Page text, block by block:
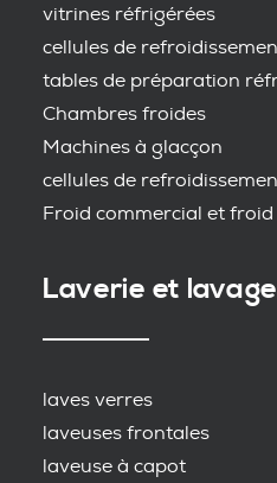
vitrines réfrigérées
cellules de
tables de préparation
Chambres froides
Machines à glacçon
cellules de
Froid commercial et froid
Laverie et
laves verres
laveuses frontales
laveuse à capot